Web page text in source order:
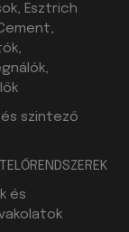
Esztrich
szintező
és